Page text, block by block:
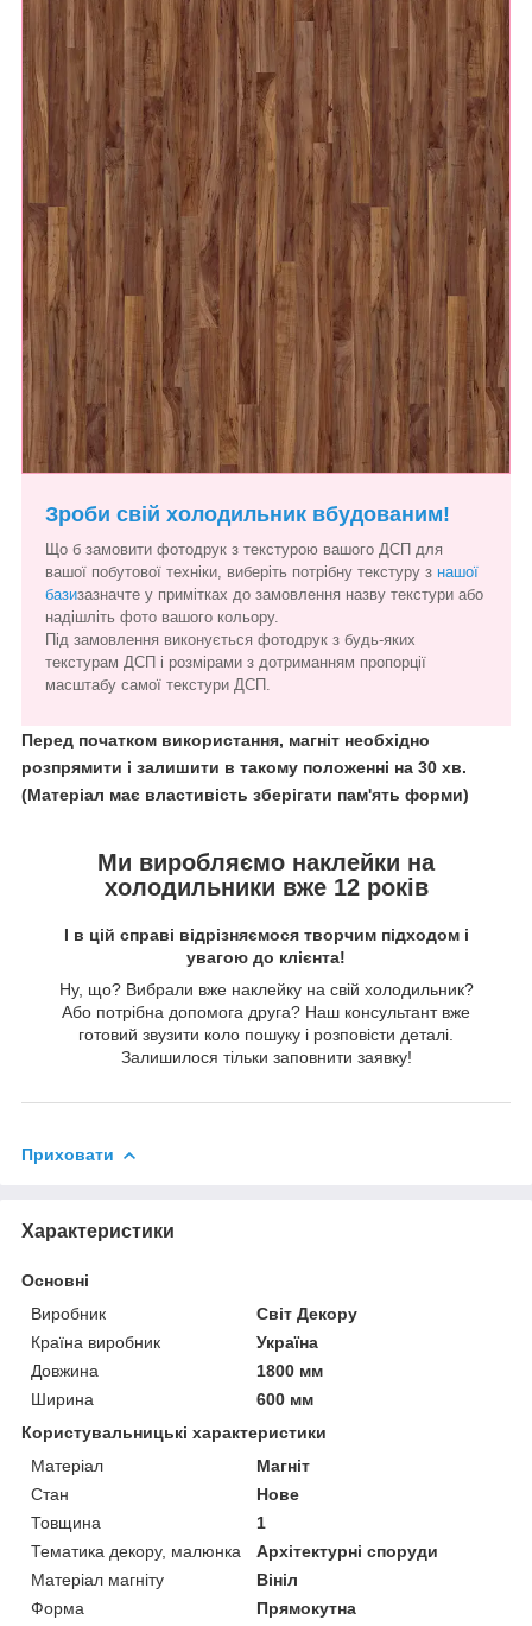
Зроби свій холодильник вбудованим!
Що б замовити фотодрук з текстурою вашого ДСП для
вашої побутової техніки, виберіть потрібну текстуру з нашої
базизазначте у примітках до замовлення назву текстури або
надішліть фото вашого кольору.
Під замовлення виконується фотодрук з будь-яких
текстурам ДСП і розмірами з дотриманням пропорції
масштабу самої текстури ДСП.
Перед початком використання, магніт необхідно
розпрямити і залишити в такому положенні на 30 хв.
(Матеріал має властивість зберігати пам'ять форми)
Ми виробляємо наклейки на
холодильники вже 12 років
І в цій справі відрізняємося творчим підходом і
увагою до клієнта!
Ну, що? Вибрали вже наклейку на свій холодильник?
Або потрібна допомога друга? Наш консультант вже
готовий звузити коло пошуку і розповісти деталі.
Залишилося тільки заповнити заявку!
Приховати
Характеристики
Основні
Виробник
Світ Декору
Країна виробник
Україна
Довжина
1800 мм
Ширина
600 мм
Користувальницькі характеристики
Матеріал
Магніт
Стан
Нове
Товщина
1
Тематика декору, малюнка
Архітектурні споруди
Матеріал магніту
Вініл
Форма
Прямокутна